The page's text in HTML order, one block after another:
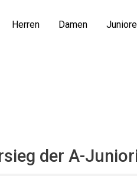
Herren Damen
der A-